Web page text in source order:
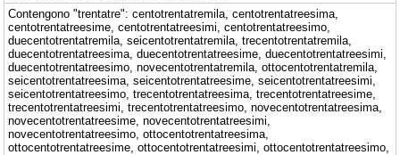
Contengono "trentatre": centotrentatremila, centotrentatreesima,
centotrentatreesime, centotrentatreesimi, centotrentatreesimo,
duecentotrentatremila, seicentotrentatremila, trecentotrentatremila,
duecentotrentatreesima, duecentotrentatreesime, duecentotrentatreesimi,
duecentotrentatreesimo, novecentotrentatremila, ottocentotrentatremila,
seicentotrentatreesima, seicentotrentatreesime, seicentotrentatreesimi,
seicentotrentatreesimo, trecentotrentatreesima, trecentotrentatreesime,
trecentotrentatreesimi, trecentotrentatreesimo, novecentotrentatreesima,
novecentotrentatreesime, novecentotrentatreesimi,
novecentotrentatreesimo, ottocentotrentatreesima,
ottocentotrentatreesime, ottocentotrentatreesimi, ottocentotrentatreesimo,